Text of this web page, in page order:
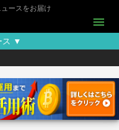
ースをお届け
menu
ス ▼